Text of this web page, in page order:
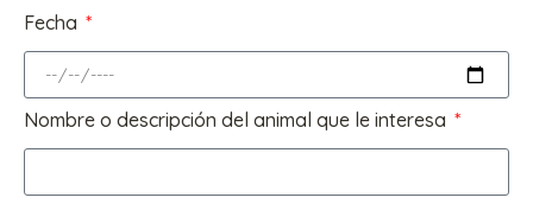
Fecha
Nombre o descripción del animal que le interesa